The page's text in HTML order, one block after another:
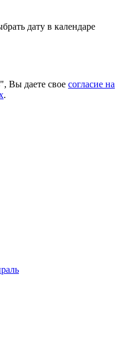
Вы даете свое согласие на
.